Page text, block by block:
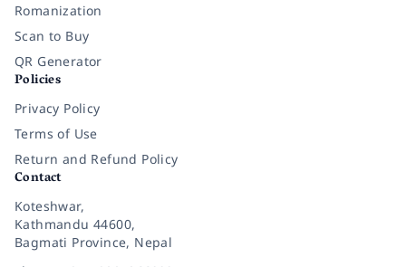
Romanization
Scan to Buy
QR Generator
Policies
Privacy Policy
Terms of Use
Return and Refund Policy
Contact
Koteshwar,
Kathmandu 44600,
Bagmati Province, Nepal